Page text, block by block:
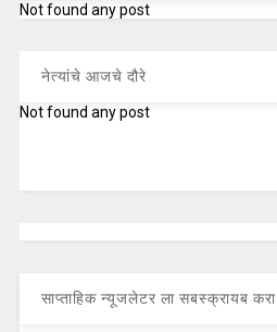
Not found any post
नेत्यांचे आजचे दौरे
Not found any post
साप्ताहिक न्यूजलेटर ला सबस्क्रायब करा